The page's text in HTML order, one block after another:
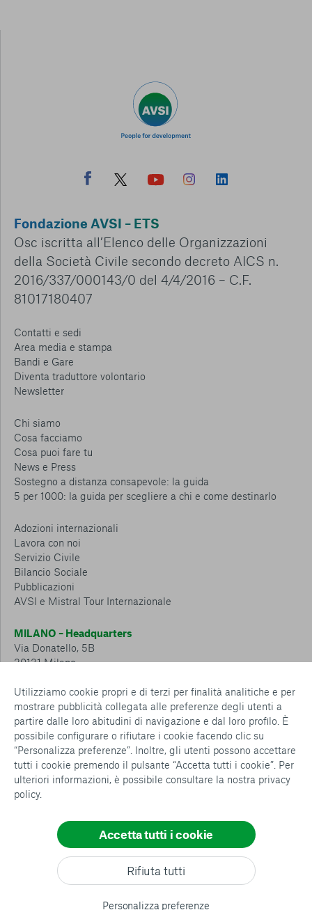
Utilizziamo cookie propri e di terzi per finalità analitiche e per
mostrare pubblicità collegata alle preferenze degli utenti a
partire dalle loro abitudini di navigazione e dal loro profilo. È
possibile configurare o rifiutare i cookie facendo clic su
“Personalizza preferenze”. Inoltre, gli utenti possono accettare
tutti i cookie premendo il pulsante “Accetta tutti i cookie”. Per
ulteriori informazioni, è possibile consultare la nostra privacy
policy.
Personalizza preferenze
Rifiuta tutti
Accetta tutti i cookie
Consenti tutti
Fondazione AVSI – ETS
Osc iscritta all’Elenco delle Organizzazioni
della Società Civile secondo decreto AICS n.
2016/337/000143/0 del 4/4/2016 – C.F.
81017180407
Contatti e sedi
Area media e stampa
Bandi e Gare
Diventa traduttore volontario
Newsletter
Chi siamo
Cosa facciamo
Cosa puoi fare tu
News e Press
Sostegno a distanza consapevole: la guida
5 per 1000: la guida per scegliere a chi e come destinarlo
Adozioni internazionali
Lavora con noi
Servizio Civile
Bilancio Sociale
Pubblicazioni
AVSI e Mistral Tour Internazionale
MILANO – Headquarters
Via Donatello, 5B
20131 Milano
CESENA – Sostegno a distanza
Via Padre Vicinio da Sarsina, 216
47521 Cesena
Tel.: 0547 360 811
Detrazioni e deduzioni fiscali sulle donazioni: cosa sapere e
come usufruirne
Whistleblowing Policy
Privacy policy
Cookie policy
Configurazione Cookies